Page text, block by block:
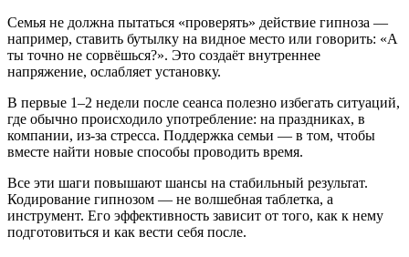
Семья не должна пытаться «проверять» действие гипноза —
например, ставить бутылку на видное место или говорить: «А
ты точно не сорвёшься?». Это создаёт внутреннее
напряжение, ослабляет установку.
В первые 1–2 недели после сеанса полезно избегать ситуаций,
где обычно происходило употребление: на праздниках, в
компании, из-за стресса. Поддержка семьи — в том, чтобы
вместе найти новые способы проводить время.
Все эти шаги повышают шансы на стабильный результат.
Кодирование гипнозом — не волшебная таблетка, а
инструмент. Его эффективность зависит от того, как к нему
подготовиться и как вести себя после.